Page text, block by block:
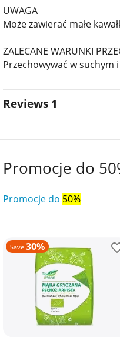
UWAGA
Może zawierać małe
ZALECANE WARUNKI
Przechowywać w suchym
Reviews 1
Promocje do
Promocje do 50%
Save 30%